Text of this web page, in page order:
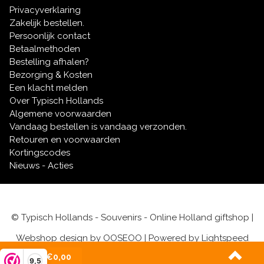
9,5
authentiekeHollandse drop
stroopwafels: wij zorgen voor een razendsnelle
levering.
Al deze Typisch Hollandse delicatessen, vaak verpakt
in prachtige souvenirverpakkingen,
leveren wij vaak al de volgende werkdag.
Bekijk hier het actuele aanbod en laat je verbazen
over onze kwaliteit en service!
Privacyverklaring
Zakelijk bestellen.
Persoonlijk contact
Betaalmethoden
Bestelling afhalen?
Bezorging & Kosten
Een klacht melden
Over Typisch Hollands
Algemene voorwaarden
Vandaag bestellen is vandaag verzonden.
Retouren en voorwaarden
Kortingscodes
Nieuws - Acties
© Typisch Hollands - Souvenirs - Online Holland giftshop |
Webshop design by OOSEOO | Powered by Lightspeed
(0)| €0,00